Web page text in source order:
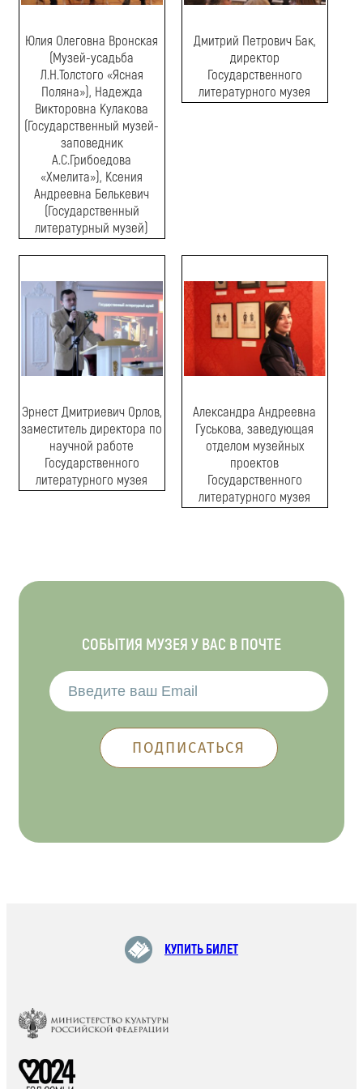
Юлия Олеговна Вронская
(Музей-усадьба
Л.Н.Толстого «Ясная
Поляна»), Надежда
Викторовна Кулакова
(Государственный музей-
заповедник
А.С.Грибоедова
«Хмелита»), Ксения
Андреевна Белькевич
(Государственный
литературный музей)
Дмитрий Петрович Бак,
директор
Государственного
литературного музея
Эрнест Дмитриевич Орлов,
заместитель директора по
научной работе
Государственного
литературного музея
Александра Андреевна
Гуськова, заведующая
отделом музейных
проектов
Государственного
литературного музея
СОБЫТИЯ МУЗЕЯ У ВАС В ПОЧТЕ
КУПИТЬ БИЛЕТ